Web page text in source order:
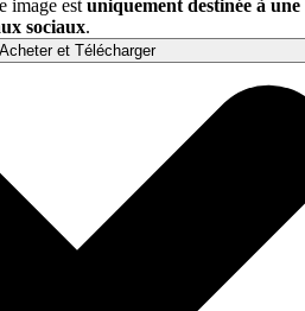
image est uniquement destinée à une
sociaux.
Acheter et Télécharger